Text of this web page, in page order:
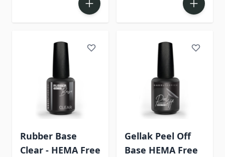
Rubber Base
Clear - HEMA Free
Gellak Peel Off
Base HEMA Free